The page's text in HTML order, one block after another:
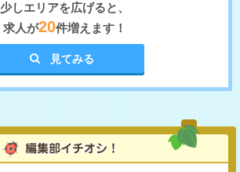
少しエリアを広げると、
求人が20件増えます！
見てみる